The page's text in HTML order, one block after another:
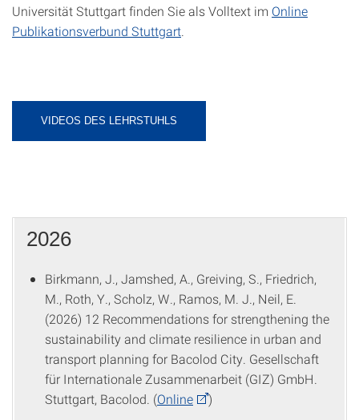
Universität Stuttgart finden Sie als Volltext im Online
Publikationsverbund Stuttgart
VIDEOS DES LEHRSTUHLS
2026
Birkmann, J., Jamshed, A., Greiving, S., Friedrich,
M., Roth, Y., Scholz, W., Ramos, M. J., Neil, E.
(2026) 12 Recommendations for strengthening the
sustainability and climate resilience in urban and
transport planning for Bacolod City. Gesellschaft
für Internationale Zusammenarbeit (GIZ) GmbH.
Stuttgart, Bacolod. (Online )